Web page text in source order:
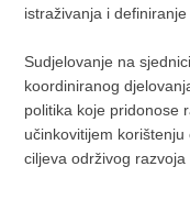
istraživanja i
Sudjelovanje na
koordiniranog
politika koje pridonose
učinkovitijem
ciljeva održivog razvoja